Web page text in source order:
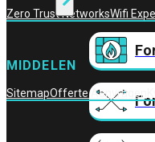
Zero Trust NetworksWifi
MIDDELEN
SitemapOfferte Aanvragen